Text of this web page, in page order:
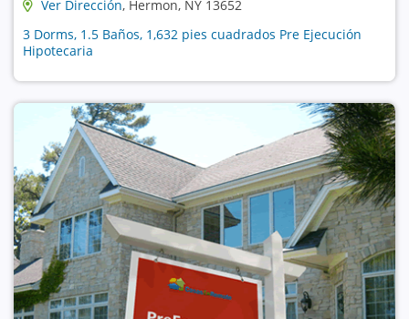
Ver Dirección, Hermon, NY 13652
3 Dorms, 1.5 Baños, 1,632 pies cuadrados Pre Ejecución
Hipotecaria